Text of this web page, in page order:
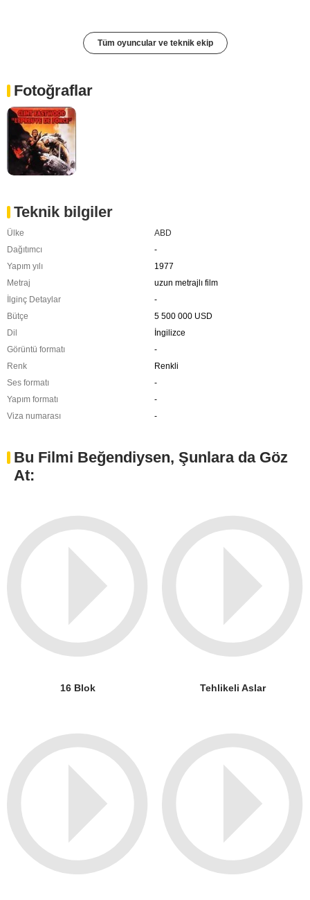
Tüm oyuncular ve teknik ekip
Fotoğraflar
Teknik bilgiler
Ülke
ABD
Dağıtımcı
-
Yapım yılı
1977
Metraj
uzun metrajlı film
İlginç Detaylar
-
Bütçe
5 500 000 USD
Dil
İngilizce
Görüntü formatı
-
Renk
Renkli
Ses formatı
-
Yapım formatı
-
Viza numarası
-
Bu Filmi Beğendiysen, Şunlara da Göz
At:
16 Blok Tehlikeli Aslar